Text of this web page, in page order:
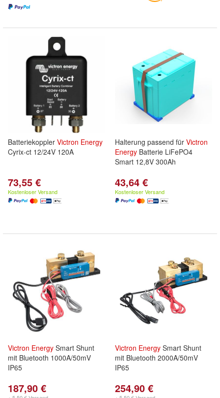
Batteriekoppler Victron Energy
Cyrix-ct 12/24V 120A
73,55 €
Kostenloser Versand
Halterung passend für Victron
Energy Batterie LiFePO4
Smart 12,8V 300Ah
43,64 €
Kostenloser Versand
Victron Energy Smart Shunt
mit Bluetooth 1000A/50mV
IP65
187,90 €
Victron Energy Smart Shunt
mit Bluetooth 2000A/50mV
IP65
254,90 €